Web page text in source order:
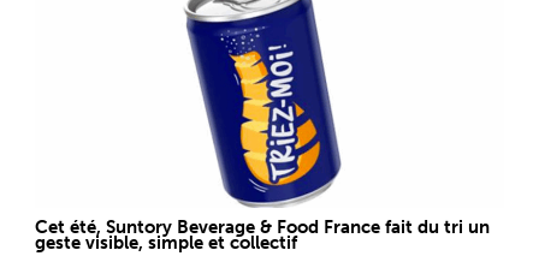
Cet été, Suntory Beverage & Food France fait du tri un
geste visible, simple et collectif